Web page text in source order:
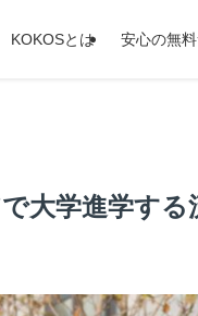
KOKOSとは 安心の無
大学進学す